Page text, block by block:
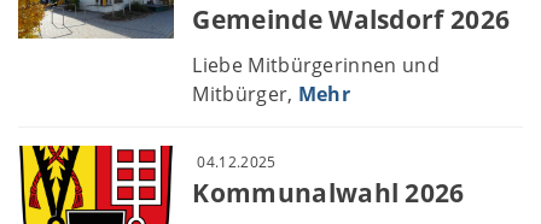
Gemeinde Walsdorf 2026
Liebe Mitbürgerinnen und
Mitbürger, Mehr
04.12.2025
Kommunalwahl 2026